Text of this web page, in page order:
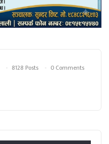
8128 Posts 0 Comments